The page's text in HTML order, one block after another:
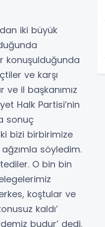
iki büyük
konuşulduğunda
ve karşı
il başkanımız
Halk Partisi’nin
sonuç
bizi birbirimize
söyledim.
O bin bin
koştular ve
kaldı’
budur’ dedi.